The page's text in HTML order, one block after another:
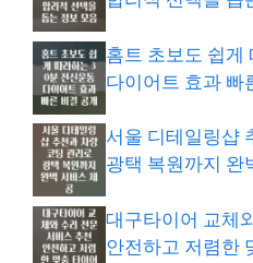
홈트 초보도 쉽게
다이어트 효과 빠
서울 디테일링샵
광택 복원까지 완
대구타이어 교체
안전하고 저렴한